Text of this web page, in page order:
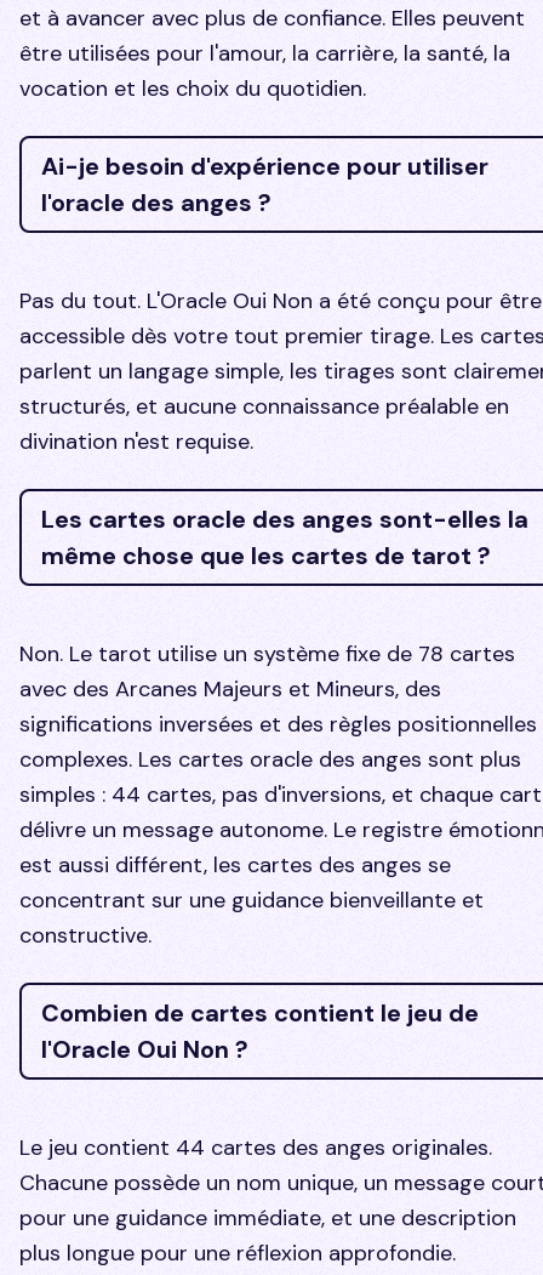
et à avancer avec plus de confiance. Elles peuvent
être utilisées pour l'amour, la carrière, la santé, la
vocation et les choix du quotidien.
Ai-je besoin d'expérience pour utiliser
l'oracle des anges ?
Pas du tout. L'Oracle Oui Non a été conçu pour être
accessible dès votre tout premier tirage. Les
parlent un langage simple, les tirages sont
structurés, et aucune connaissance préalable en
divination n'est requise.
Les cartes oracle des anges sont-elles la
même chose que les cartes de tarot ?
Non. Le tarot utilise un système fixe de 78 cartes
avec des Arcanes Majeurs et Mineurs, des
significations inversées et des règles positionnelles
complexes. Les cartes oracle des anges sont plus
simples : 44 cartes, pas d'inversions, et chaque
délivre un message autonome. Le registre
est aussi différent, les cartes des anges se
concentrant sur une guidance bienveillante et
constructive.
Combien de cartes contient le jeu de
l'Oracle Oui Non ?
Le jeu contient 44 cartes des anges originales.
Chacune possède un nom unique, un message
pour une guidance immédiate, et une description
plus longue pour une réflexion approfondie.